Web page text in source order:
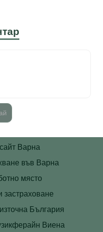
Варна
във Варна
място
застраховане
България
Виена